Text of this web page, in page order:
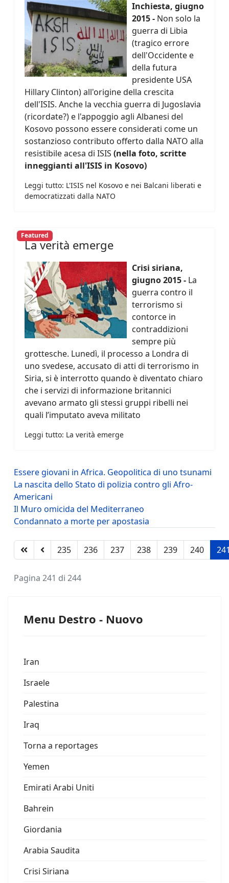
Inchiesta, giugno
2015 - Non solo la
guerra di Libia
(tragico errore
dell'Occidente e
della futura
presidente USA
Hillary Clinton) all'origine della crescita
dell'ISIS. Anche la vecchia guerra di Jugoslavia
(ricordate?) e l'appoggio agli Albanesi del
Kosovo possono essere considerati come un
sostanzioso contributo offerto dalla NATO alla
resistibile acesa di ISIS (nella foto, scritte
inneggianti all'ISIS in Kosovo)
Leggi tutto: L'ISIS nel Kosovo e nei Balcani liberati e
democratizzati dalla NATO
Featured
La verità emerge
Crisi siriana,
giugno 2015 - La
guerra contro il
terrorismo si
contorce in
contraddizioni
sempre più
grottesche. Lunedì, il processo a Londra di
uno svedese, accusato di atti di terrorismo in
Siria, si è interrotto quando è diventato chiaro
che i servizi di informazione britannici
avevano armato gli stessi gruppi ribelli nei
quali l’imputato aveva militato
Leggi tutto: La verità emerge
Essere giovani in Africa. Geopolitica di uno tsunami
La nascita dello Stato di polizia contro gli Afro-
Americani
Il Muro omicida del Mediterraneo
Condannato a morte per apostasia
235 236 237 238 239 240
Pagina 241 di 244
Menu Destro - Nuovo
Iran
Israele
Palestina
Iraq
Torna a reportages
Yemen
Emirati Arabi Uniti
Bahrein
Giordania
Arabia Saudita
Crisi Siriana